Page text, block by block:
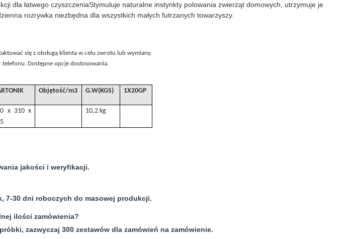
dla łatwego czyszczeniaStymuluje naturalne instynkty polowania zwierząt domowych, utrzymuje je
rozrywka niezbędna dla wszystkich małych futrzanych towarzyszy.
się z obsługą klienta w celu zwrotu lub wymiany.
Dostępne opcje dostosowania.
Objętość/m3 G.W(KGS) 1X20GP
x 310 x
10,2 kg
jakości i weryfikacji.
7-30 dni roboczych do masowej produkcji.
ilości zamówienia?
zazwyczaj 300 zestawów dla zamówień na zamówienie.